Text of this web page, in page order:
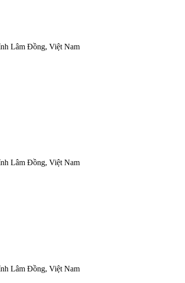
Lâm Đồng, Việt Nam
Lâm Đồng, Việt Nam
Lâm Đồng, Việt Nam